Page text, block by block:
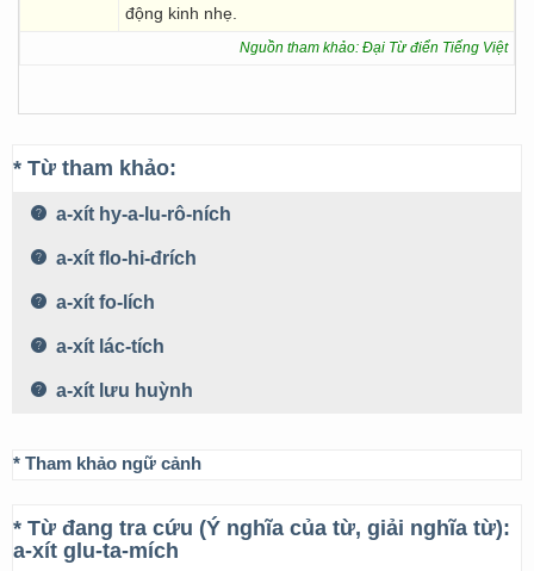
động kinh nhẹ.
Nguồn tham khảo: Đại Từ điển Tiếng Việt
* Từ tham khảo:
a-xít hy-a-lu-rô-ních
a-xít flo-hi-đrích
a-xít fo-lích
a-xít lác-tích
a-xít lưu huỳnh
* Tham khảo ngữ cảnh
* Từ đang tra cứu (Ý nghĩa của từ, giải nghĩa từ):
a-xít glu-ta-mích